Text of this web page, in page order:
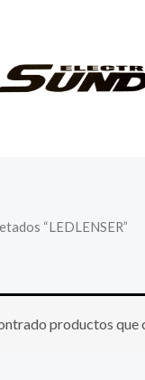
“LEDLENSER”
productos que